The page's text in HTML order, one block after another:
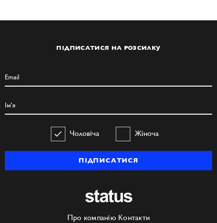
ПІДПИСАТИСЯ НА РОЗСИЛКУ
Чоловіча Жіноча
ПІДПИСАТИСЯ
Про компанію Контакти